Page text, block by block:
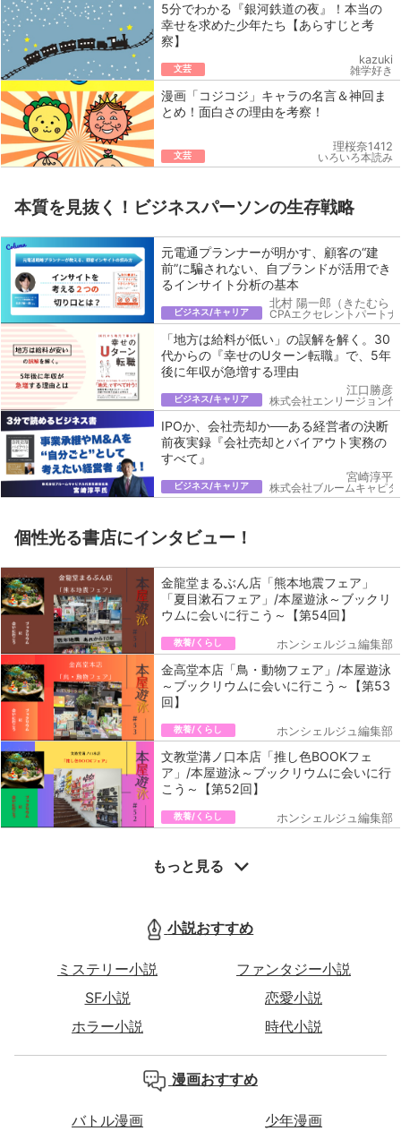
5分でわかる『銀河鉄道の夜』！本当の
幸せを求めた少年たち【あらすじと考
察】
文芸
kazuki
雑学好き
漫画「コジコジ」キャラの名言＆神回ま
とめ！面白さの理由を考察！
文芸
理桜奈1412
いろいろ本読み
本質を見抜く！ビジネスパーソンの生存戦略
元電通プランナーが明かす、顧客の“建
前”に騙されない、自ブランドが活用でき
るインサイト分析の基本
ビジネス/キャリア
北村 陽一郎（きたむら
CPAエクセレントパート
「地方は給料が低い」の誤解を解く。30
代からの『幸せのUターン転職』で、5年
後に年収が急増する理由
ビジネス/キャリア
江口勝彦
株式会社エンリージョン代
IPOか、会社売却か──ある経営者の決断
前夜実録『会社売却とバイアウト実務の
すべて』
ビジネス/キャリア
宮崎淳平
株式会社ブルームキャピ
個性光る書店にインタビュー！
金龍堂まるぶん店「熊本地震フェア」
「夏目漱石フェア」/本屋遊泳～ブックリ
ウムに会いに行こう～【第54回】
教養/くらし ホンシェルジュ編集部
金高堂本店「鳥・動物フェア」/本屋遊泳
～ブックリウムに会いに行こう～【第53
回】
教養/くらし ホンシェルジュ編集部
文教堂溝ノ口本店「推し色BOOKフェ
ア」/本屋遊泳～ブックリウムに会いに行
こう～【第52回】
教養/くらし ホンシェルジュ編集部
もっと見る
小説おすすめ
ミステリー小説
ファンタジー小説
SF小説
恋愛小説
ホラー小説
時代小説
漫画おすすめ
バトル漫画
少年漫画